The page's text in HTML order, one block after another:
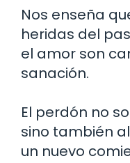
Nos enseña
heridas del
el amor son
sanación.
El perdón no
sino también
un nuevo